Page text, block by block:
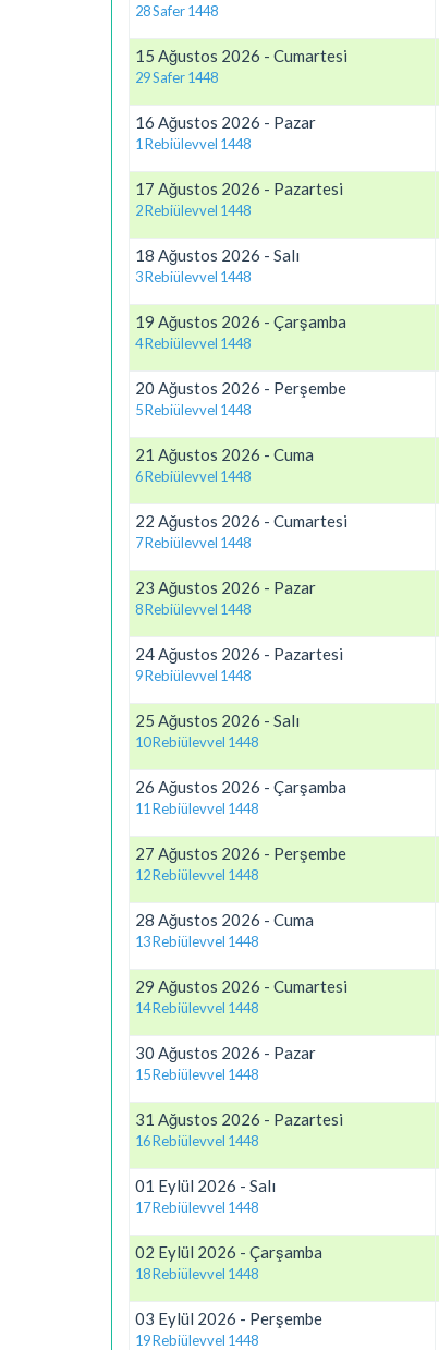
28 Safer 1448
15 Ağustos 2026 - Cumartesi
29 Safer 1448
16 Ağustos 2026 - Pazar
1 Rebiülevvel 1448
17 Ağustos 2026 - Pazartesi
2 Rebiülevvel 1448
18 Ağustos 2026 - Salı
3 Rebiülevvel 1448
19 Ağustos 2026 - Çarşamba
4 Rebiülevvel 1448
20 Ağustos 2026 - Perşembe
5 Rebiülevvel 1448
21 Ağustos 2026 - Cuma
6 Rebiülevvel 1448
22 Ağustos 2026 - Cumartesi
7 Rebiülevvel 1448
23 Ağustos 2026 - Pazar
8 Rebiülevvel 1448
24 Ağustos 2026 - Pazartesi
9 Rebiülevvel 1448
25 Ağustos 2026 - Salı
10 Rebiülevvel 1448
26 Ağustos 2026 - Çarşamba
11 Rebiülevvel 1448
27 Ağustos 2026 - Perşembe
12 Rebiülevvel 1448
28 Ağustos 2026 - Cuma
13 Rebiülevvel 1448
29 Ağustos 2026 - Cumartesi
14 Rebiülevvel 1448
30 Ağustos 2026 - Pazar
15 Rebiülevvel 1448
31 Ağustos 2026 - Pazartesi
16 Rebiülevvel 1448
01 Eylül 2026 - Salı
17 Rebiülevvel 1448
02 Eylül 2026 - Çarşamba
18 Rebiülevvel 1448
03 Eylül 2026 - Perşembe
19 Rebiülevvel 1448